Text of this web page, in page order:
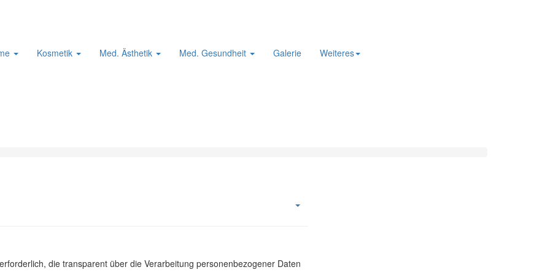
Kosmetik Med. Ästhetik Med. Gesundheit Galerie Weiteres
die transparent über die Verarbeitung personenbezogener Daten